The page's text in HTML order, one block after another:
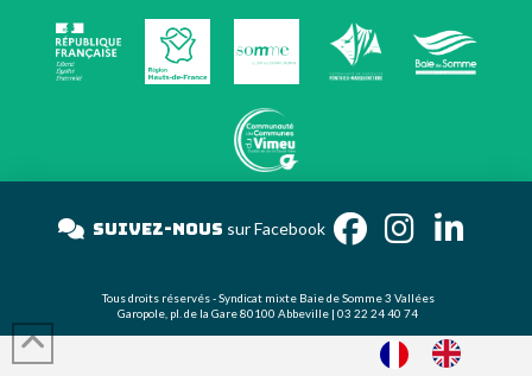
Suivez-nous sur Facebook
Tous droits réservés - Syndicat mixte Baie de Somme 3 Vallées
Garopole, pl. de la Gare 80100 Abbeville | 03 22 24 40 74